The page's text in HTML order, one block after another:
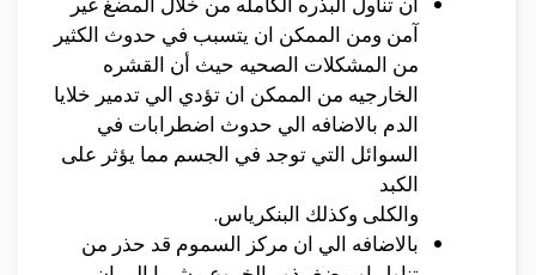
آمن ومن الممكن ان يتسبب في حدوث الكثير
من المشكلات الصحيه حيث أن القشره
الخارجيه من الممكن ان تؤدي الي تدمير خلايا
الدم بالاضافه الي حدوث اضطرابات في
السوائل التي توجد في الجسم مما يؤثر على
الكبد
والكلى وكذلك البنكرياس.
بالاضافه الي ان مركز السموم قد حذر من